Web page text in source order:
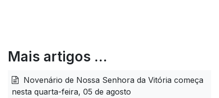
Mais artigos …
Novenário de Nossa Senhora da Vitória começa
nesta quarta-feira, 05 de agosto